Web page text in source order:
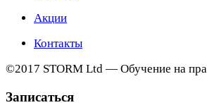
Акции
Контакты
©2017 STORM Ltd — Обучение на
Записаться